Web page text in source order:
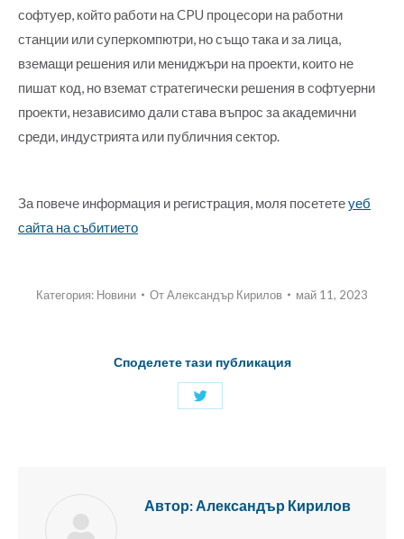
софтуер, който работи на CPU процесори на работни
станции или суперкомпютри, но също така и за лица,
вземащи решения или мениджъри на проекти, които не
пишат код, но вземат стратегически решения в софтуерни
проекти, независимо дали става въпрос за академични
среди, индустрията или публичния сектор.
За повече информация и регистрация, моля посететеуеб
сайта на събитието
Категория: Новини ОтАлександър Кирилов май 11, 2023
Споделете тази публикация
Споделяне
Автор:Александър Кирилов